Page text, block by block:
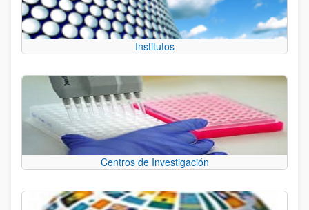
Institutos
Centros de Investigación